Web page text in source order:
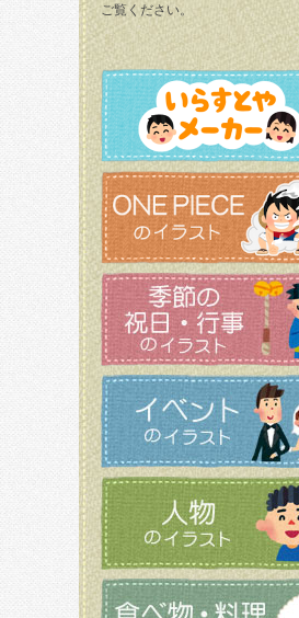
ご覧ください。